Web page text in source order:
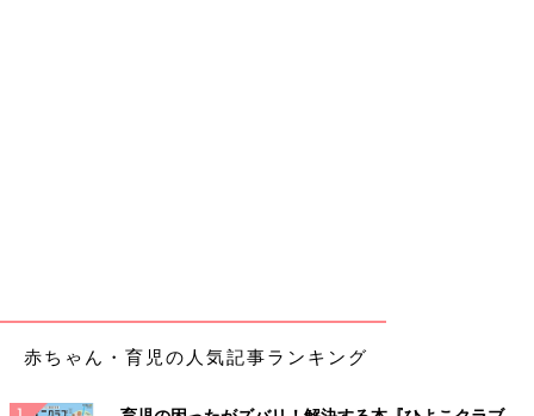
赤ちゃん・育児の人気記事ランキング